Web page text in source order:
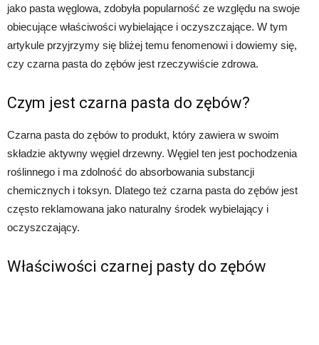
jako pasta węglowa, zdobyła popularność ze względu na swoje
obiecujące właściwości wybielające i oczyszczające. W tym
artykule przyjrzymy się bliżej temu fenomenowi i dowiemy się,
czy czarna pasta do zębów jest rzeczywiście zdrowa.
Czym jest czarna pasta do zębów?
Czarna pasta do zębów to produkt, który zawiera w swoim
składzie aktywny węgiel drzewny. Węgiel ten jest pochodzenia
roślinnego i ma zdolność do absorbowania substancji
chemicznych i toksyn. Dlatego też czarna pasta do zębów jest
często reklamowana jako naturalny środek wybielający i
oczyszczający.
Właściwości czarnej pasty do zębów